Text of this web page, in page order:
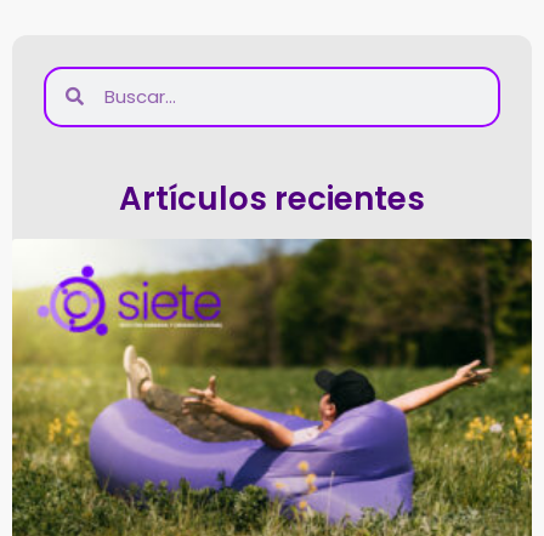
Artículos recientes